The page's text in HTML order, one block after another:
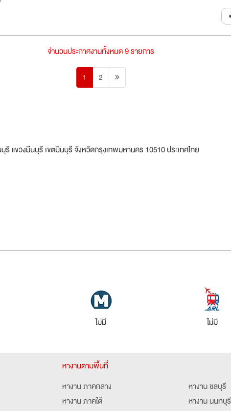
จำนวนประกาศงานทั้งหมด 9 รายการ
1 2
แขวงมีนบุรี เขตมีนบุรี จังหวัดกรุงเทพมหานคร 10510 ประเทศไทย
ไม่มี ไม่มี
หางานตามพื้นที่
หางาน ภาคกลาง
หางาน ภาคใต้
หางาน ชลบุรี
หางาน นนทบุรี